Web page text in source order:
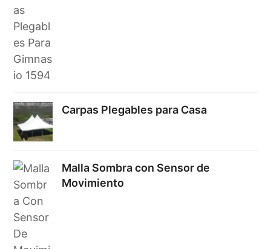
Carpas Plegables para Casa
Malla Sombra con Sensor de
Movimiento